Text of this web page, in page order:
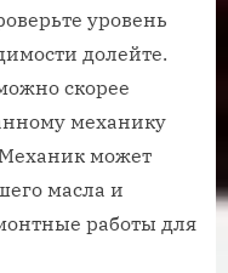
уровень
долейте.
скорее
механику
может
масла и
работы для